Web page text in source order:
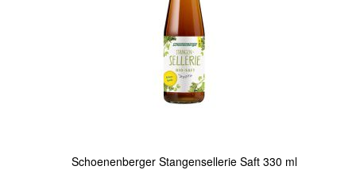
Schoenenberger Stangensellerie Saft 330 ml